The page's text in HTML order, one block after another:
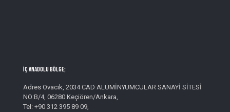
İç Anadolu Bölge;
Adres Ovacık, 2034 CAD ALÜMİNYUMCULAR SANAYİ SİTESİ
NO:B/4, 06280 Keçiören/Ankara,
Tel: +90 312 395 89 09,